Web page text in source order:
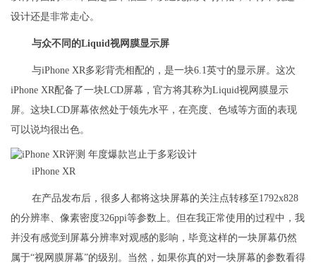
设计还是非常走心。
与众不同的Liquid视网膜显示屏
与iPhone XR多彩背壳相配的，是一块6.1英寸的显示屏。这次
iPhone XR配备了一块LCD屏幕，官方将其称为Liquid视网膜显示
屏。这块LCD屏幕依然处于领先水平，在亮度、色域等方面的表现
可以说均很出色。
iPhone XR
在产品发布后，很多人都将这块屏幕的关注点转移至1792x828
的分辨率、像素密度326ppi等参数上。但在我正常使用的过程中，我
并没有感觉到屏幕分辨率对观感的影响，毕竟这样的一块屏幕仍然
属于“视网膜屏幕”的级别。当然，如果你真的对一块屏幕的参数看得